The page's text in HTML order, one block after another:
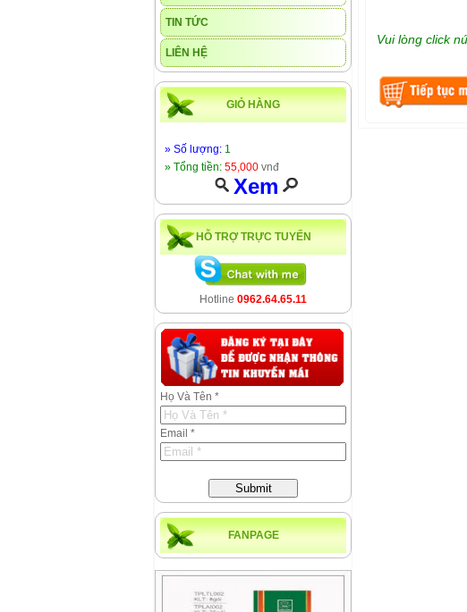
Vui lòng click
TIN TỨC
LIÊN HỆ
GIỎ HÀNG
» Số lượng: 1
» Tổng tiền: 55,000 vnđ
Xem
HỖ TRỢ TRỰC TUYẾN
Hotline 0962.64.65.11
Họ Và Tên *
Email *
Submit
FANPAGE